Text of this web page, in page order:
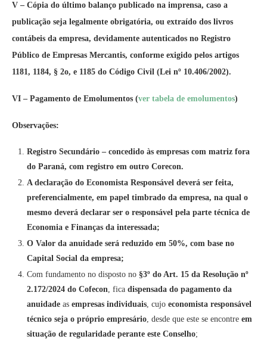
V – Cópia do último balanço publicado na imprensa, caso a
publicação seja legalmente obrigatória, ou extraído dos livros
contábeis da empresa, devidamente autenticados no Registro
Público de Empresas Mercantis, conforme exigido pelos artigos
1181, 1184, § 2o, e 1185 do Código Civil (Lei nº 10.406/2002).
VI – Pagamento de Emolumentos (ver tabela de emolumentos)
Observações:
Registro Secundário – concedido às empresas com matriz fora
do Paraná, com registro em outro Corecon.
A declaração do Economista Responsável deverá ser feita,
preferencialmente, em papel timbrado da empresa, na qual o
mesmo deverá declarar ser o responsável pela parte técnica de
Economia e Finanças da interessada;
O Valor da anuidade será reduzido em 50%, com base no
Capital Social da empresa;
Com fundamento no disposto no §3º do Art. 15 da Resolução nº
2.172/2024 do Cofecon, fica dispensada do pagamento da
anuidade as empresas individuais, cujo economista responsável
técnico seja o próprio empresário, desde que este se encontre em
situação de regularidade perante este Conselho;